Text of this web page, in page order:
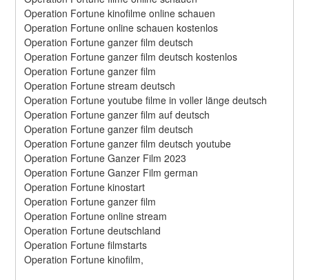
Operation Fortune kinofilme online schauen
Operation Fortune online schauen kostenlos
Operation Fortune ganzer film deutsch
Operation Fortune ganzer film deutsch kostenlos
Operation Fortune ganzer film
Operation Fortune stream deutsch
Operation Fortune youtube filme in voller länge deutsch
Operation Fortune ganzer film auf deutsch
Operation Fortune ganzer film deutsch
Operation Fortune ganzer film deutsch youtube
Operation Fortune Ganzer Film 2023
Operation Fortune Ganzer Film german
Operation Fortune kinostart
Operation Fortune ganzer film
Operation Fortune online stream
Operation Fortune deutschland
Operation Fortune filmstarts
Operation Fortune kinofilm,